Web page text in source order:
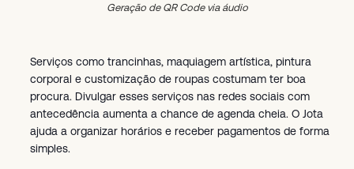
Geração de QR Code via áudio
Serviços como trancinhas, maquiagem artística, pintura
corporal e customização de roupas costumam ter boa
procura. Divulgar esses serviços nas redes sociais com
antecedência aumenta a chance de agenda cheia. O Jota
ajuda a organizar horários e receber pagamentos de forma
simples.